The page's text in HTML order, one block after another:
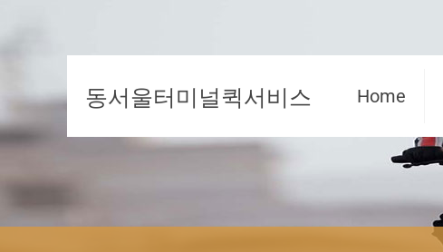
동서울터미널퀵서비스 Home